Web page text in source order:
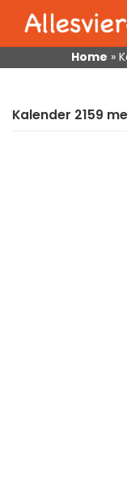
content
Home »
Kalender 2159